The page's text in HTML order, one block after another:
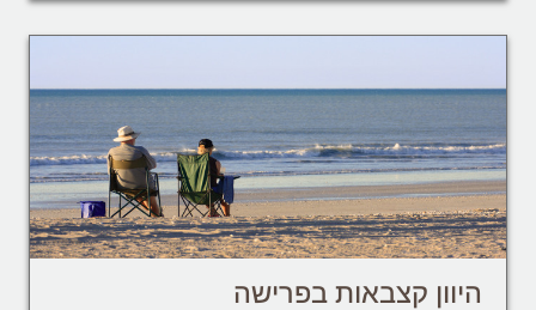
היוון קצבאות בפרישה